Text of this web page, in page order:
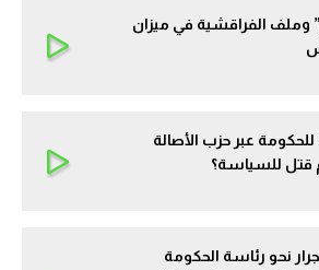
وملف الفراقشية في ميزان
عبر حزب الأصالة
قتل للسياسة؟
نحو رئاسة الحكومة